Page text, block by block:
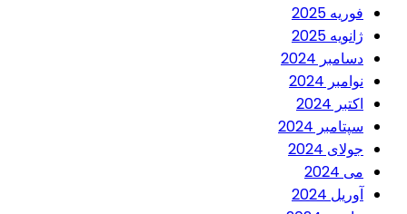
فوریه 2025
ژانویه 2025
دسامبر 2024
نوامبر 2024
اکتبر 2024
سپتامبر 2024
جولای 2024
می 2024
آوریل 2024